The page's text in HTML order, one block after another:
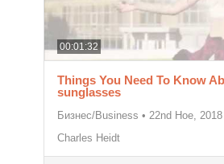
00:01:32
Things You Need To Know
sunglasses
Бизнес/Business • 22nd Ное, 2018
Charles Heidt